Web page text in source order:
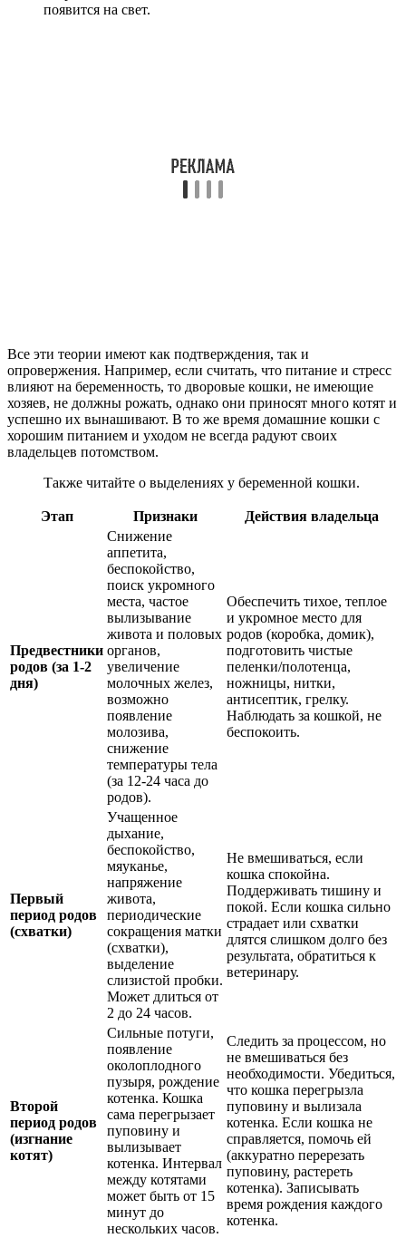
появится на свет.
Все эти теории имеют как подтверждения, так и
опровержения. Например, если считать, что питание и стресс
влияют на беременность, то дворовые кошки, не имеющие
хозяев, не должны рожать, однако они приносят много котят и
успешно их вынашивают. В то же время домашние кошки с
хорошим питанием и уходом не всегда радуют своих
владельцев потомством.
Также читайте о выделениях у беременной кошки.
Этап Признаки Действия владельца
Предвестники
родов (за 1-2
дня)
Снижение
аппетита,
беспокойство,
поиск укромного
места, частое
вылизывание
живота и половых
органов,
увеличение
молочных желез,
возможно
появление
молозива,
снижение
температуры тела
(за 12-24 часа до
родов).
Обеспечить тихое, теплое
и укромное место для
родов (коробка, домик),
подготовить чистые
пеленки/полотенца,
ножницы, нитки,
антисептик, грелку.
Наблюдать за кошкой, не
беспокоить.
Первый
период родов
(схватки)
Учащенное
дыхание,
беспокойство,
мяуканье,
напряжение
живота,
периодические
сокращения матки
(схватки),
выделение
слизистой пробки.
Может длиться от
2 до 24 часов.
Не вмешиваться, если
кошка спокойна.
Поддерживать тишину и
покой. Если кошка сильно
страдает или схватки
длятся слишком долго без
результата, обратиться к
ветеринару.
Второй
период родов
(изгнание
котят)
Сильные потуги,
появление
околоплодного
пузыря, рождение
котенка. Кошка
сама перегрызает
пуповину и
вылизывает
котенка. Интервал
между котятами
может быть от 15
минут до
нескольких часов.
Следить за процессом, но
не вмешиваться без
необходимости. Убедиться,
что кошка перегрызла
пуповину и вылизала
котенка. Если кошка не
справляется, помочь ей
(аккуратно перерезать
пуповину, растереть
котенка). Записывать
время рождения каждого
котенка.